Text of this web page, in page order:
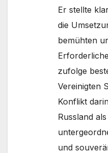
Er stellte
die
bemühten
zufolge
Vereinigten
Konflikt
Russland
und